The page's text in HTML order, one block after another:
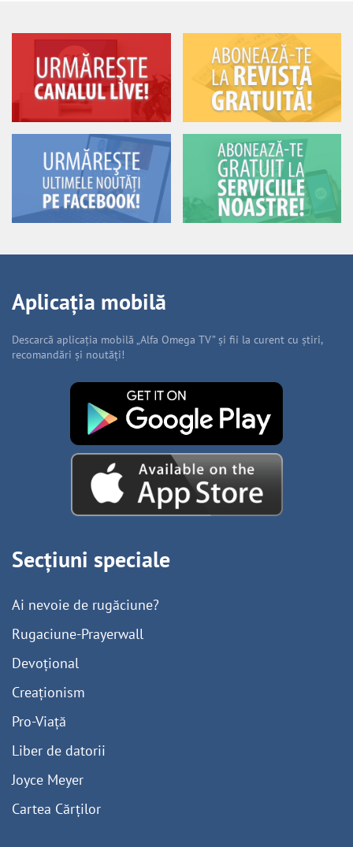
Aplicația mobilă
Descarcă aplicația mobilă „Alfa Omega TV” și fii la curent cu știri,
recomandări și noutăți!
Secțiuni speciale
Ai nevoie de rugăciune?
Rugaciune-Prayerwall
Devoțional
Creaționism
Pro-Viață
Liber de datorii
Joyce Meyer
Cartea Cărților